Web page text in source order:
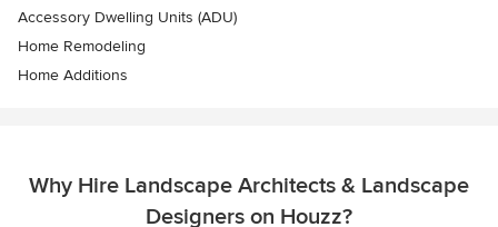
Accessory Dwelling Units (ADU)
Home Remodeling
Home Additions
Why Hire Landscape Architects & Landscape
Designers on Houzz?